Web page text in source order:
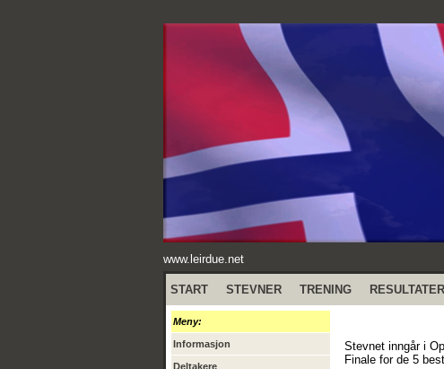
www.leirdue.net
START STEVNER TRENING RESULTATER
Meny:
Informasjon
Deltakere
Stevnet inngår i
Finale for de 5